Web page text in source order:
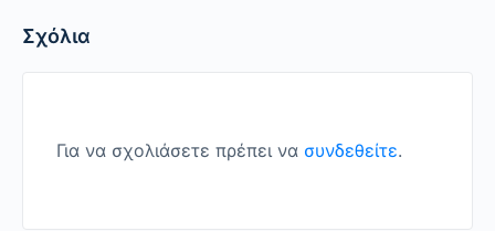
Σχόλια
Για να σχολιάσετε πρέπει να συνδεθείτε.